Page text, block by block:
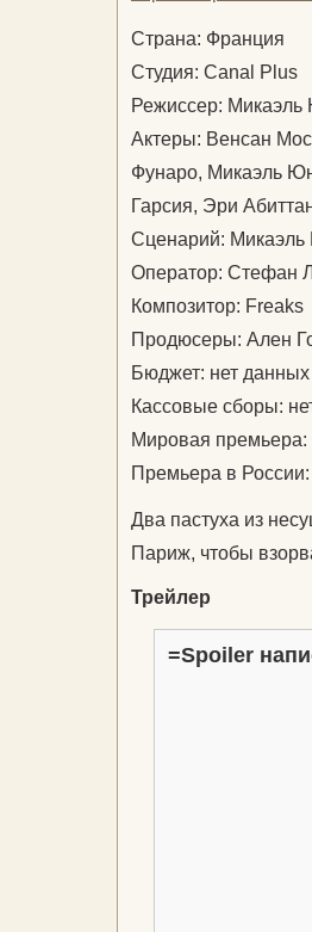
Страна: Франция
Студия: Canal Plus
Режиссер:
Актеры: Венсан
Фунаро, Микаэль
Гарсия, Эри
Сценарий:
Оператор: Стефан
Композитор: Freaks
Продюсеры: Ален
Бюджет: нет данных
Кассовые сборы:
Мировая премьера:
Премьера в
Два пастуха из
Париж, чтобы
Трейлер
=Spoiler